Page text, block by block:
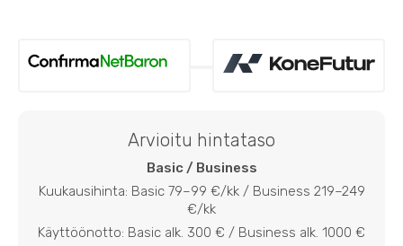
Arvioitu hintataso
Basic / Business
Kuukausihinta: Basic 79–99 €/kk / Business 219–249
€/kk
Käyttöönotto: Basic alk. 300 € / Business alk. 1000 €